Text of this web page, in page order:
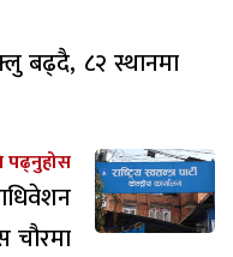
बढ्दै, ८२ स्थानमा
पढ्नुहोस
चौरमा